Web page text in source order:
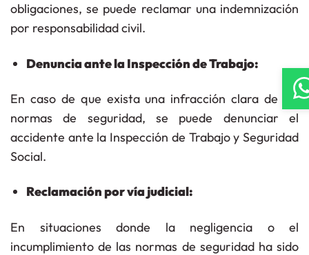
obligaciones, se puede reclamar una indemnización
por responsabilidad civil.
Denuncia ante la Inspección de Trabajo:
En caso de que exista una infracción clara de las
normas de seguridad, se puede denunciar el
accidente ante la Inspección de Trabajo y Seguridad
Social.
Reclamación por vía judicial:
En situaciones donde la negligencia o el
incumplimiento de las normas de seguridad ha sido